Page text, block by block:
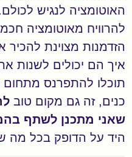
האוטומציה לנגיש
להרוויח מאוטומציה
הזדמנות מצוינת
איך הם יכולים לשנות
תוכלו להתפרנס מתחום
כנים, זה גם מקום טוב
שאני מתכנן לשתף
היד על הדופק בכל מה